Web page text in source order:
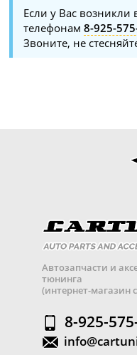
Если у Вас возникли
телефонам8-925-
Звоните, не
Автозапчасти и
тюнинга
(интернет-магазин
8-925-